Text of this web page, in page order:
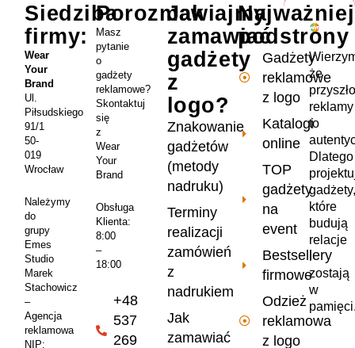
że
reklamy
to
Dlatego
gadżety,
które
budują
relacje
i
zostają
w
podstrony
Gadżety
reklamowe
z logo
Katalogi
online
TOP
gadżety
na
event
Bestsellery
firmowe
Odzież
reklamowa
z logo
Jak
zamawiać
gadżety
z
logo?
Znakowanie
gadżetów
(metody
nadruku)
Terminy
realizacji
zamówień
z
nadrukiem
Jak
zamawiać
Porozmawiajmy
Masz
pytanie
o
gadżety
reklamowe?
Skontaktuj
się
z
Wear
Your
Brand
Obsługa
Klienta:
8:00
–
18:00
+48
537
269
Siedziba
firmy:
Wear
Your
Brand
Ul.
Piłsudskiego
91/1
50-
019
Wrocław
Należymy
do
grupy
Emes
Studio
Marek
Stachowicz
–
Agencja
reklamowa
NIP: